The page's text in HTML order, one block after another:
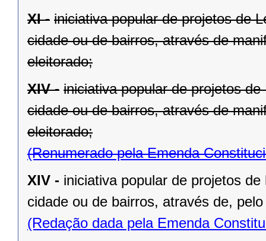
XI - iniciativa popular de projetos de
cidade ou de bairros, através de
eleitorado;
XIV - iniciativa popular de projetos
cidade ou de bairros, através de
eleitorado;
(Renumerado pela Emenda
XIV - iniciativa popular de projetos
cidade ou de bairros, através de,
(Redação dada pela Emenda